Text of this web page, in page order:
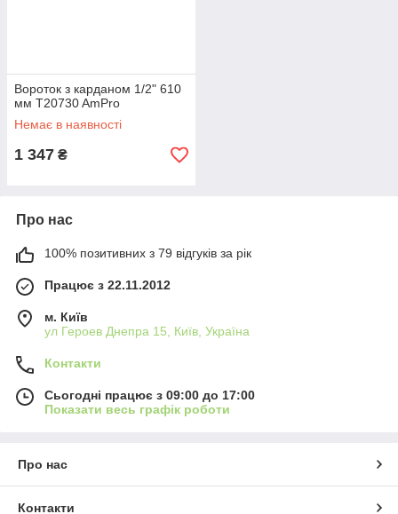
Вороток з карданом 1/2" 610
мм T20730 AmPro
Немає в наявності
1 347 ₴
Про нас
100% позитивних з 79 відгуків за рік
Працює з 22.11.2012
м. Київ
ул Героев Днепра 15, Київ, Україна
Контакти
Сьогодні працює з 09:00 до 17:00
Показати весь графік роботи
Про нас
Контакти